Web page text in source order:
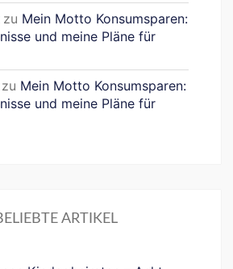
zu Mein Motto Konsumsparen:
und meine Pläne für
zu Mein Motto Konsumsparen:
und meine Pläne für
ARTIKEL